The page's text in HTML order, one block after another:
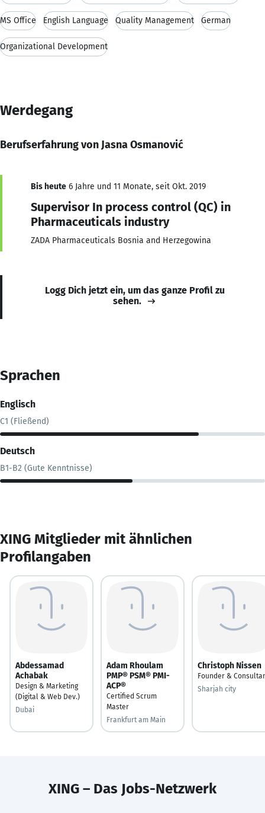
MS Office English Language Quality Management German
Organizational Development
Werdegang
Berufserfahrung von Jasna Osmanović
Bis heute 6 Jahre und 11 Monate, seit Okt. 2019
Supervisor In process control (QC) in
Pharmaceuticals industry
ZADA Pharmaceuticals Bosnia and Herzegowina
Logg Dich jetzt ein, um das ganze Profil zu
sehen.
Sprachen
Englisch
C1 (Fließend)
Deutsch
B1-B2 (Gute Kenntnisse)
XING Mitglieder mit ähnlichen
Profilangaben
Abdessamad
Achabak
Design & Marketing
(Digital & Web Dev.)
Dubai
Adam Rhoulam
PMP® PSM® PMI-
ACP®
Certified Scrum
Master
Frankfurt am Main
Christoph Nissen
Founder &
Sharjah city
XING – Das Jobs-Netzwerk